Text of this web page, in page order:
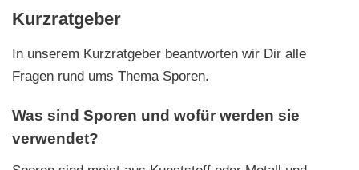
Kurzratgeber
In unserem Kurzratgeber beantworten wir Dir alle
Fragen rund ums Thema Sporen.
Was sind Sporen und wofür werden sie
verwendet?